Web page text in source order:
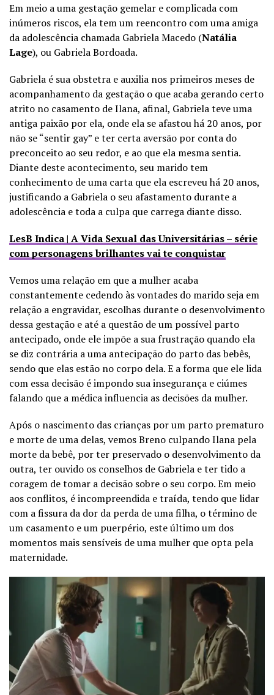
Em meio a uma gestação gemelar e complicada com
inúmeros riscos, ela tem um reencontro com uma amiga
da adolescência chamada Gabriela Macedo (Natália
Lage), ou Gabriela Bordoada.
Gabriela é sua obstetra e auxilia nos primeiros meses de
acompanhamento da gestação o que acaba gerando certo
atrito no casamento de Ilana, afinal, Gabriela teve uma
antiga paixão por ela, onde ela se afastou há 20 anos, por
não se “sentir gay” e ter certa aversão por conta do
preconceito ao seu redor, e ao que ela mesma sentia.
Diante deste acontecimento, seu marido tem
conhecimento de uma carta que ela escreveu há 20 anos,
justificando a Gabriela o seu afastamento durante a
adolescência e toda a culpa que carrega diante disso.
LesB Indica | A Vida Sexual das Universitárias – série
com personagens brilhantes vai te conquistar
Vemos uma relação em que a mulher acaba
constantemente cedendo às vontades do marido seja em
relação a engravidar, escolhas durante o desenvolvimento
dessa gestação e até a questão de um possível parto
antecipado, onde ele impõe a sua frustração quando ela
se diz contrária a uma antecipação do parto das bebês,
sendo que elas estão no corpo dela. E a forma que ele lida
com essa decisão é impondo sua insegurança e ciúmes
falando que a médica influencia as decisões da mulher.
Após o nascimento das crianças por um parto prematuro
e morte de uma delas, vemos Breno culpando Ilana pela
morte da bebê, por ter preservado o desenvolvimento da
outra, ter ouvido os conselhos de Gabriela e ter tido a
coragem de tomar a decisão sobre o seu corpo. Em meio
aos conflitos, é incompreendida e traída, tendo que lidar
com a fissura da dor da perda de uma filha, o término de
um casamento e um puerpério, este último um dos
momentos mais sensíveis de uma mulher que opta pela
maternidade.